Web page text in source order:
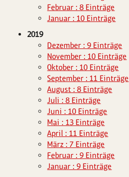
Februar : 8 Einträge
Januar : 10 Einträge
2019
Dezember : 9 Einträge
November : 10 Einträge
Oktober : 10 Einträge
September : 11 Einträge
August : 8 Einträge
Juli : 8 Einträge
Juni : 10 Einträge
Mai : 13 Einträge
April : 11 Einträge
März : 7 Einträge
Februar : 9 Einträge
Januar : 9 Einträge